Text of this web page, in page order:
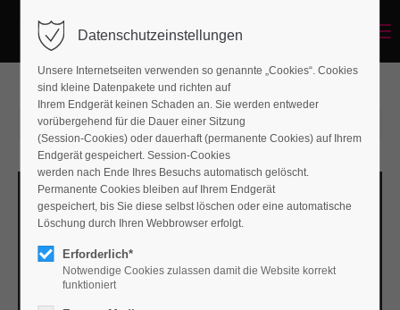
2015-06-15 14:57 von ContaoSystem
Datenschutzeinstellungen
Unsere Internetseiten verwenden so genannte „Cookies“. Cookies
sind kleine Datenpakete und richten auf
Ihrem Endgerät keinen Schaden an. Sie werden entweder
vorübergehend für die Dauer einer Sitzung
(Session-Cookies) oder dauerhaft (permanente Cookies) auf Ihrem
Endgerät gespeichert. Session-Cookies
werden nach Ende Ihres Besuchs automatisch gelöscht.
Permanente Cookies bleiben auf Ihrem Endgerät
gespeichert, bis Sie diese selbst löschen oder eine automatische
Löschung durch Ihren Webbrowser erfolgt.
Erforderlich*
Notwendige Cookies zulassen damit die Website korrekt
funktioniert